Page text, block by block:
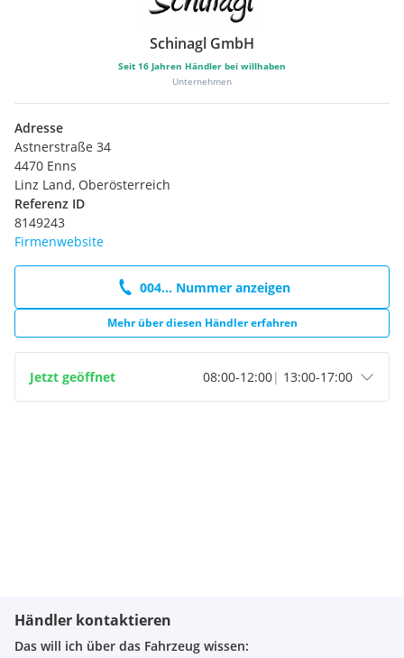
Schinagl GmbH
Seit 16 Jahren Händler bei willhaben
Unternehmen
Adresse
Astnerstraße 34
4470 Enns
Linz Land, Oberösterreich
Referenz ID
8149243
Firmenwebsite
004... Nummer anzeigen
Mehr über diesen Händler erfahren
Jetzt geöffnet 08:00-12:00| 13:00-17:00
Händler kontaktieren
Das will ich über das Fahrzeug wissen: